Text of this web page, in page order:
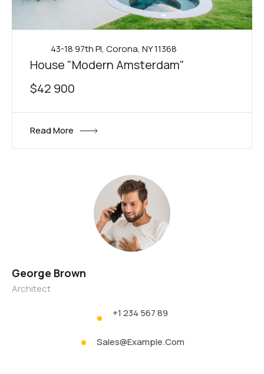
43-18 97th Pl, Corona, NY 11368
House "Modern Amsterdam"
$42 900
Read More
George Brown
Architect
+1 234 567 89
Sales@example.com